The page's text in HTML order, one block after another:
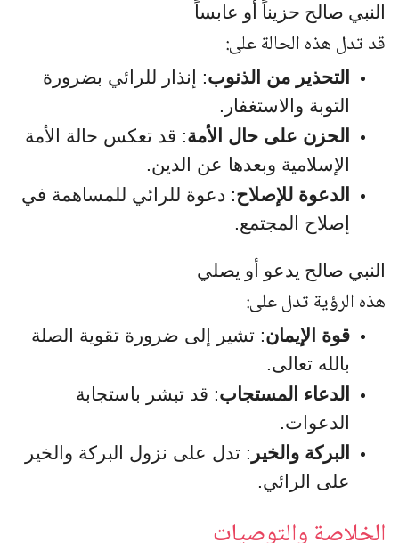
النبي صالح حزيناً أو عابساً
قد تدل هذه الحالة على:
التحذير من الذنوب: إنذار للرائي بضرورة
التوبة والاستغفار.
الحزن على حال الأمة: قد تعكس حالة الأمة
الإسلامية وبعدها عن الدين.
الدعوة للإصلاح: دعوة للرائي للمساهمة في
إصلاح المجتمع.
النبي صالح يدعو أو يصلي
هذه الرؤية تدل على:
قوة الإيمان: تشير إلى ضرورة تقوية الصلة
بالله تعالى.
الدعاء المستجاب: قد تبشر باستجابة
الدعوات.
البركة والخير : تدل على نزول البركة والخير
على الرائي.